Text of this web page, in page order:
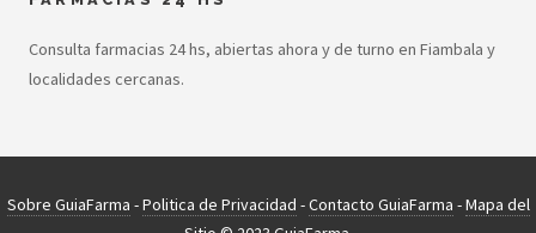
Consulta farmacias 24 hs, abiertas ahora y de turno en Fiambala y
localidades cercanas.
Sobre GuiaFarma -Politica de Privacidad -Contacto GuiaFarma -Mapa del